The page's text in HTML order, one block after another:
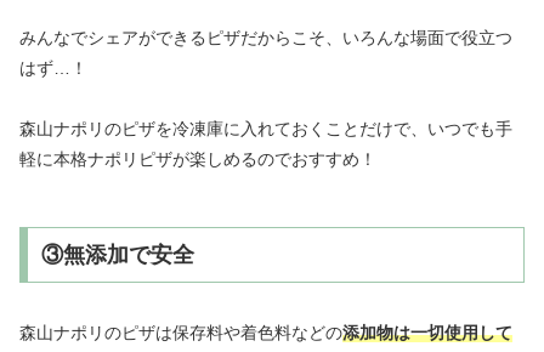
みんなでシェアができるピザだからこそ、いろんな場面で役立つ
はず…！
森山ナポリのピザを冷凍庫に入れておくことだけで、いつでも手
軽に本格ナポリピザが楽しめるのでおすすめ！
③無添加で安全
森山ナポリのピザは保存料や着色料などの添加物は一切使用して